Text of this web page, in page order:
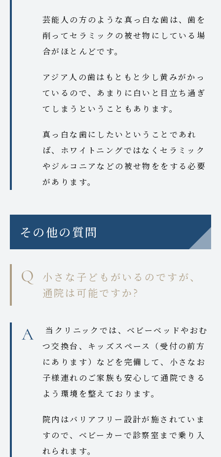
芸能人の方のような真っ白な歯は、歯を
削ってセラミックの被せ物にしている場
合がほとんどです。
アジア人の歯はもともと少し黄みがかっ
ているので、あまりに白いと目立ち過ぎ
てしまうということもあります。
真っ白な歯にしたいということであれ
ば、ホワイトニングではなくセラミック
やジルコニアなどの被せ物ををする必要
があります。
その他の質問
小さな子どもがいるのですが、
通院は可能ですか?
当クリニックでは、ベビーベッドやおむ
つ交換台、キッズスペース（受付の前方
にあります）などを完備して、小さなお
子様連れのご家族も安心して通院できる
よう環境を整えております。
院内はバリアフリー設計が施されていま
すので、ベビーカーで診察室まで乗り入
れられます。